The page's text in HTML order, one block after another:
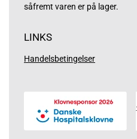
såfremt varen er på lager.
LINKS
Handelsbetingelser